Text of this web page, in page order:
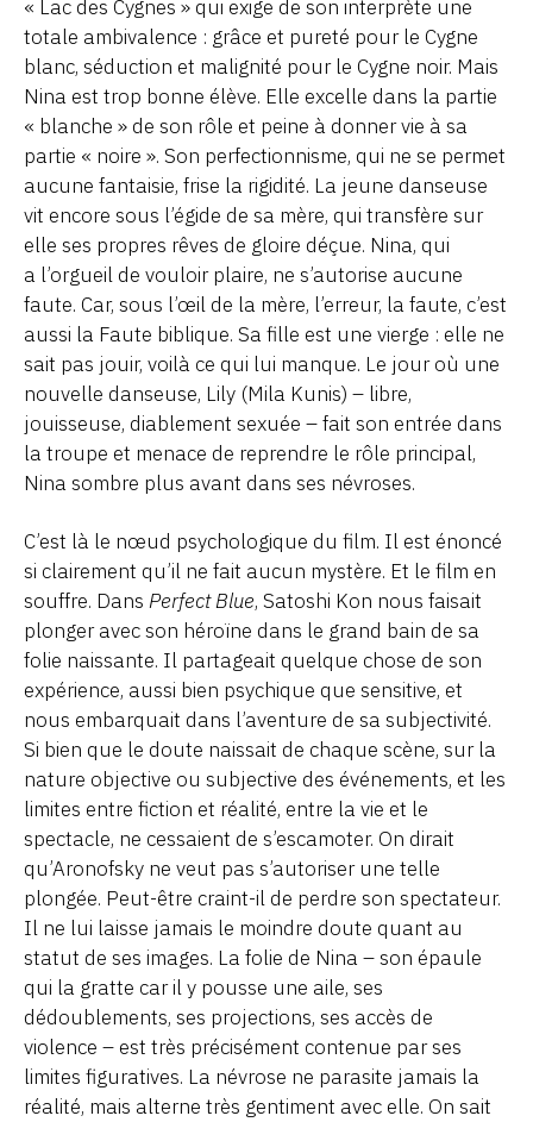
« Lac des Cygnes » qui exige de son interprète une
totale ambivalence : grâce et pureté pour le Cygne
blanc, séduction et malignité pour le Cygne noir. Mais
Nina est trop bonne élève. Elle excelle dans la partie
« blanche » de son rôle et peine à donner vie à sa
partie « noire ». Son perfectionnisme, qui ne se permet
aucune fantaisie, frise la rigidité. La jeune danseuse
vit encore sous l’égide de sa mère, qui transfère sur
elle ses propres rêves de gloire déçue. Nina, qui
a l’orgueil de vouloir plaire, ne s’autorise aucune
faute. Car, sous l’œil de la mère, l’erreur, la faute, c’est
aussi la Faute biblique. Sa fille est une vierge : elle ne
sait pas jouir, voilà ce qui lui manque. Le jour où une
nouvelle danseuse, Lily (Mila Kunis) – libre,
jouisseuse, diablement sexuée – fait son entrée dans
la troupe et menace de reprendre le rôle principal,
Nina sombre plus avant dans ses névroses.
C’est là le nœud psychologique du film. Il est énoncé
si clairement qu’il ne fait aucun mystère. Et le film en
souffre. Dans Perfect Blue, Satoshi Kon nous faisait
plonger avec son héroïne dans le grand bain de sa
folie naissante. Il partageait quelque chose de son
expérience, aussi bien psychique que sensitive, et
nous embarquait dans l’aventure de sa subjectivité.
Si bien que le doute naissait de chaque scène, sur la
nature objective ou subjective des événements, et les
limites entre fiction et réalité, entre la vie et le
spectacle, ne cessaient de s’escamoter. On dirait
qu’Aronofsky ne veut pas s’autoriser une telle
plongée. Peut-être craint-il de perdre son spectateur.
Il ne lui laisse jamais le moindre doute quant au
statut de ses images. La folie de Nina – son épaule
qui la gratte car il y pousse une aile, ses
dédoublements, ses projections, ses accès de
violence – est très précisément contenue par ses
limites figuratives. La névrose ne parasite jamais la
réalité, mais alterne très gentiment avec elle. On sait